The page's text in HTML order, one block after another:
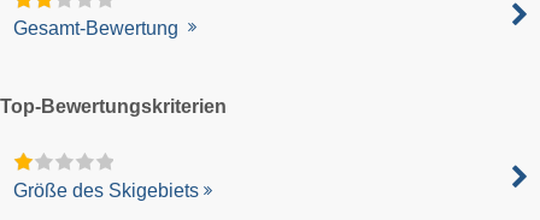
Gesamt-Bewertung
Top-Bewertungskriterien
Größe des Skigebiets